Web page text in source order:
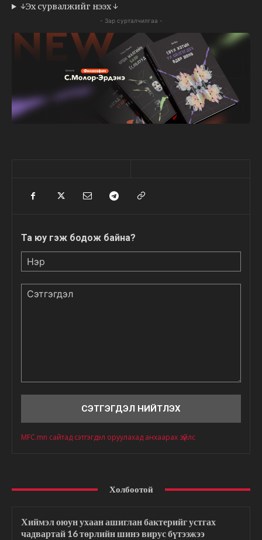
↓Эх сурвалжийг нээх ↓
- Зар сурталчилгаа -
Та юу гэж бодож байна?
MFC.mn сайтад сэтгэгдэл оруулахад анхаарах зүйлс
Холбоотой
Хиймэл оюун ухаан ашиглан бактерийг устгах
чадвартай 16 төрлийн шинэ вирус бүтээжээ